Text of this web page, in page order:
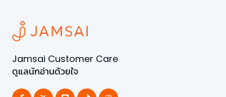
Jamsai Customer Care
ดูแลนักอ่านด้วยใจ